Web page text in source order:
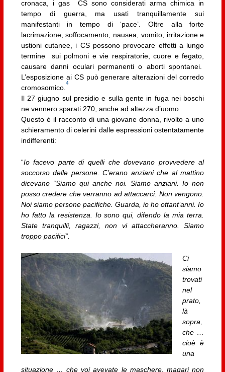
cronaca, i gas CS sono considerati arma chimica in
tempo di guerra, ma usati tranquillamente sui
manifestanti in tempo di ‘pace’. Oltre alla forte
lacrimazione, soffocamento, nausea, vomito, irritazione e
ustioni cutanee, i CS possono provocare effetti a lungo
termine sui polmoni e vie respiratorie, cuore e fegato,
causare danni oculari permanenti o aborti spontanei.
L’esposizione ai CS può generare alterazioni del corredo
cromosomico.
4
Il 27 giugno sul presidio e sulla gente in fuga nei boschi
ne vennero sparati 270, anche ad altezza d’uomo.
Questo è il racconto di una giovane donna, rivolto a uno
schieramento di celerini dalle espressioni ostentatamente
indifferenti:
“Io facevo parte di quelli che dovevano provvedere al
soccorso delle persone. C’erano anziani che al mattino
dicevano “Siamo qui anche noi. Siamo anziani. Io non
posso credere che verranno ad attaccarci. Non vengono.
Noi siamo persone pacifiche. Guarda, io ho ottant’anni. Io
ho fatto la resistenza. Io sono qui, difendo la mia terra.
State tranquilli, ragazzi, non vi attaccheranno. Siamo
troppo pacifici”.
Ci
siamo
trovati
nel
prato,
là
sopra,
che …
cioè è
una
situazione … che voi avevate le maschere, magari non